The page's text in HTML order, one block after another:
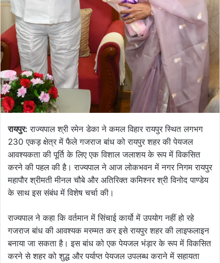
रायपुर: राज्यपाल श्री रमेन डेका ने कमल विहार रायपुर स्थित लगभग
230 एकड़ क्षेत्र में फैले गजराज बांध को रायपुर शहर की पेयजल
आवश्यकता की पूर्ति के लिए एक विशाल जलाशय के रूप में विकसित
करने की पहल की है। राज्यपाल ने आज लोकभवन में नगर निगम रायपुर
महापौर श्रीमती मीनल चौबे और अतिरिक्त कमिश्नर श्री विनोद पाण्डेय
के साथ इस संबंध में विशेष चर्चा की।
राज्यपाल ने कहा कि वर्तमान में सिंचाई कार्यो में उपयोग नहीं हो रहे
गजराज बांध की आवश्यक मरम्मत कर इसे रायपुर शहर की लाइफलाइन
बनाया जा सकता है। इस बांध को एक पेयजल भंड़ार के रूप में विकसित
करने से शहर को शुद्ध और पर्याप्त पेयजल उपलब्ध कराने में सहायता